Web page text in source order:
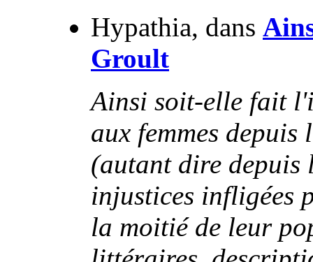
Hypathia, dans
Groult
Ainsi soit-elle fait
aux femmes
(autant dire depuis
injustices infligées
la moitié de leur